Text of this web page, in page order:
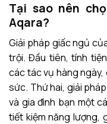
Tại sao nên
Aqara?
Giải pháp giấc ngủ
trội. Đầu tiên, tính
các tác vụ hàng
sức. Thứ hai, giải
và gia đình bạn một
tiết kiệm năng lượng,